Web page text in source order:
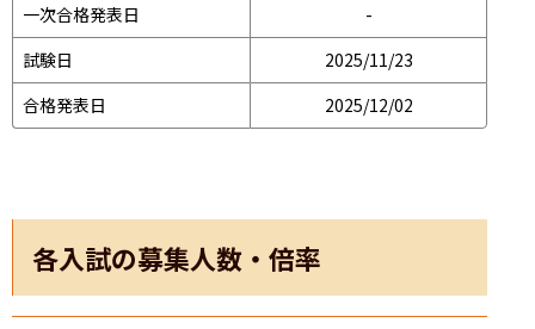
一次合格発表日
-
試験日
2025/11/23
合格発表日
2025/12/02
各入試の募集人数・倍率